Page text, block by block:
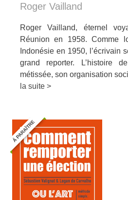
Roger Vailland
Roger Vailland, éternel
Réunion en 1958. Comme
Indonésie en 1950, l’écrivain
grand reporter. L’histoire
métissée, son organisation
la suite >
Á PARAÎTRE